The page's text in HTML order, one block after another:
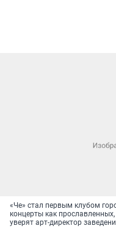
«Че» стал первым клубом
концерты как
уверят арт-директор